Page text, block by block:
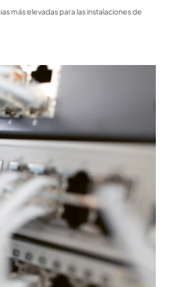
más elevadas para las instalaciones de